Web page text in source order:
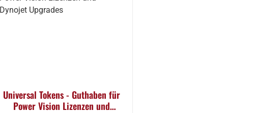
Universal Tokens - Guthaben für
Power Vision Lizenzen und